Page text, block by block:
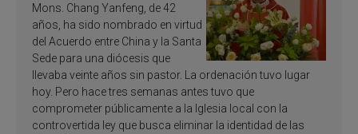
Mons. Chang Yanfeng, de 42
años, ha sido nombrado en virtud
del Acuerdo entre China y la Santa
Sede para una diócesis que
llevaba veinte años sin pastor. La ordenación tuvo lugar
hoy. Pero hace tres semanas antes tuvo que
comprometer públicamente a la Iglesia local con la
controvertida ley que busca eliminar la identidad de las